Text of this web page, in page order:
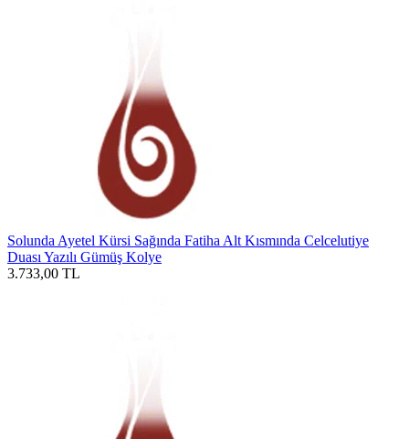
Solunda Ayetel Kürsi Sağında Fatiha Alt Kısmında Celcelutiye
Duası Yazılı Gümüş Kolye
3.733,00 TL